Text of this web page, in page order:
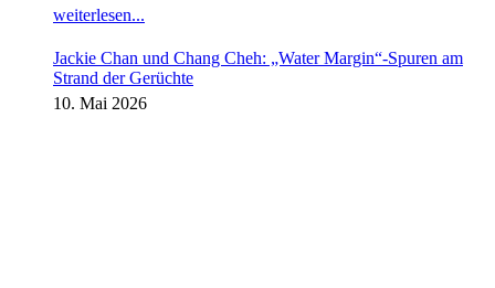
weiterlesen...
Jackie Chan und Chang Cheh: „Water Margin“-Spuren am
Strand der Gerüchte
10. Mai 2026